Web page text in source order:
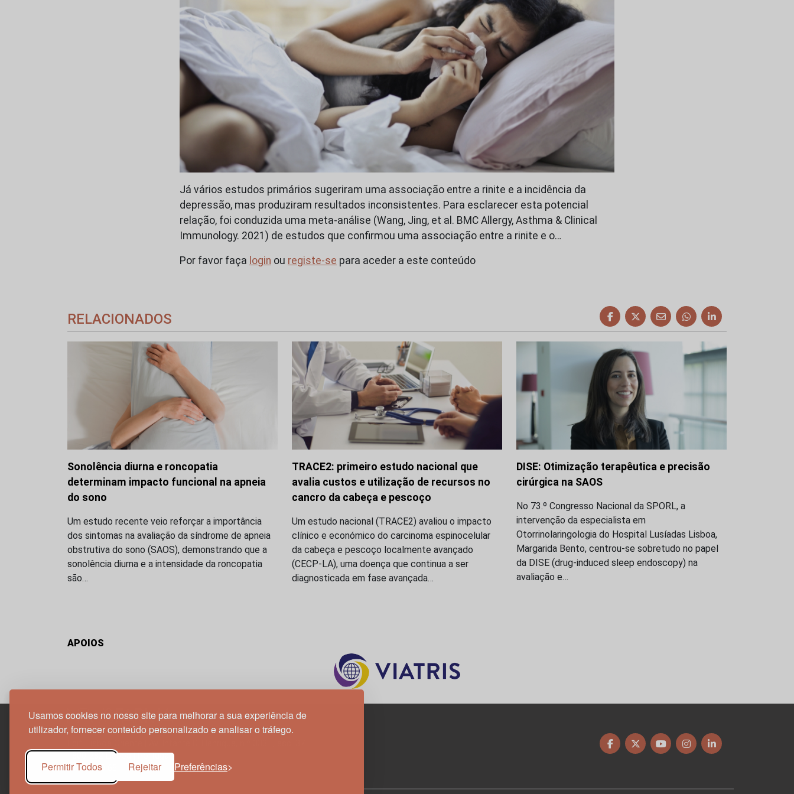
Usamos cookies no nosso site para melhorar a sua experiência de
utilizador, fornecer conteúdo personalizado e analisar o tráfego.
Permitir Todos Rejeitar Preferências
Já vários estudos primários sugeriram uma associação entre a rinite e a incidência da
depressão, mas produziram resultados inconsistentes. Para esclarecer esta potencial
relação, foi conduzida uma meta-análise (Wang, Jing, et al. BMC Allergy, Asthma & Clinical
Immunology. 2021) de estudos que confirmou uma associação entre a rinite e o…
Por favor faça login ou registe-se para aceder a este conteúdo
RELACIONADOS
Sonolência diurna e roncopatia
determinam impacto funcional na apneia
do sono
Um estudo recente veio reforçar a importância
dos sintomas na avaliação da síndrome de apneia
obstrutiva do sono (SAOS), demonstrando que a
sonolência diurna e a intensidade da roncopatia
são…
TRACE2: primeiro estudo nacional que
avalia custos e utilização de recursos no
cancro da cabeça e pescoço
Um estudo nacional (TRACE2) avaliou o impacto
clínico e económico do carcinoma espinocelular
da cabeça e pescoço localmente avançado
(CECP-LA), uma doença que continua a ser
diagnosticada em fase avançada…
DISE: Otimização terapêutica e precisão
cirúrgica na SAOS
No 73.º Congresso Nacional da SPORL, a
intervenção da especialista em
Otorrinolaringologia do Hospital Lusíadas Lisboa,
Margarida Bento, centrou-se sobretudo no papel
da DISE (drug-induced sleep endoscopy) na
avaliação e…
APOIOS
1800-282 Lisboa | Portugal
21 850 40 65